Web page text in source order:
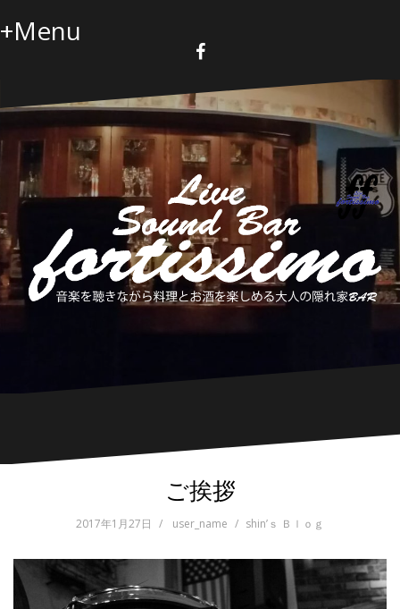
ン
へ
キ
+Menu
c
e
b
o
o
k
ご挨拶
2017年1月27日 user_name shin’ｓ Ｂｌｏｇ